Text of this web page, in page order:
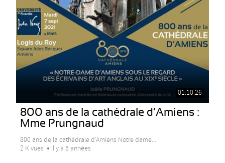
01:10:26
800 ans de la cathédrale d’Amiens :
Mme Prungnaud
800 ans de la cathédrale d’Amiens Notre dame...
2 K vues
Il y a 5 années